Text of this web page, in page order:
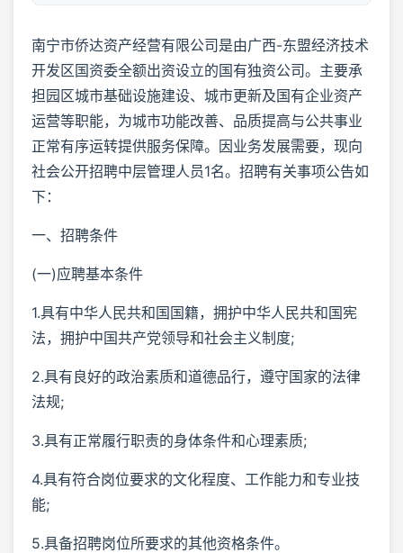
南宁市侨达资产经营有限公司是由广西-东盟经济技术
开发区国资委全额出资设立的国有独资公司。主要承
担园区城市基础设施建设、城市更新及国有企业资产
运营等职能，为城市功能改善、品质提高与公共事业
正常有序运转提供服务保障。因业务发展需要，现向
社会公开招聘中层管理人员1名。招聘有关事项公告如
下：
一、招聘条件
(一)应聘基本条件
1.具有中华人民共和国国籍，拥护中华人民共和国宪
法，拥护中国共产党领导和社会主义制度;
2.具有良好的政治素质和道德品行，遵守国家的法律
法规;
3.具有正常履行职责的身体条件和心理素质;
4.具有符合岗位要求的文化程度、工作能力和专业技
能;
5.具备招聘岗位所要求的其他资格条件。